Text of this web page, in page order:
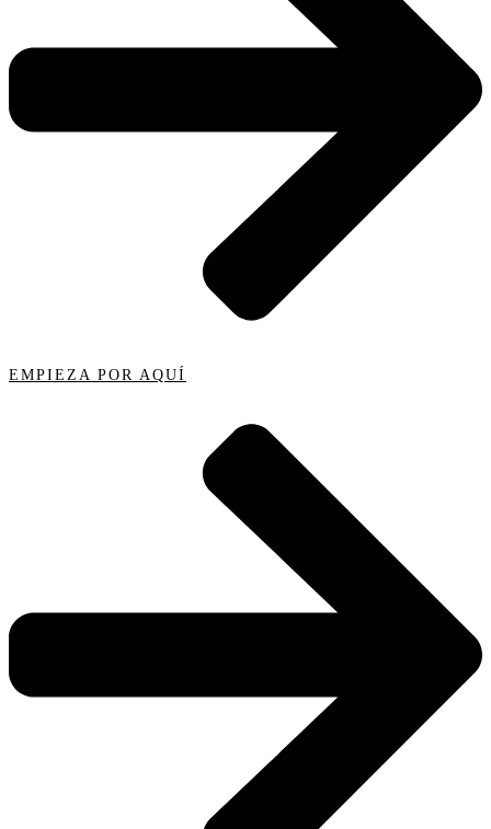
EMPIEZA POR AQUÍ